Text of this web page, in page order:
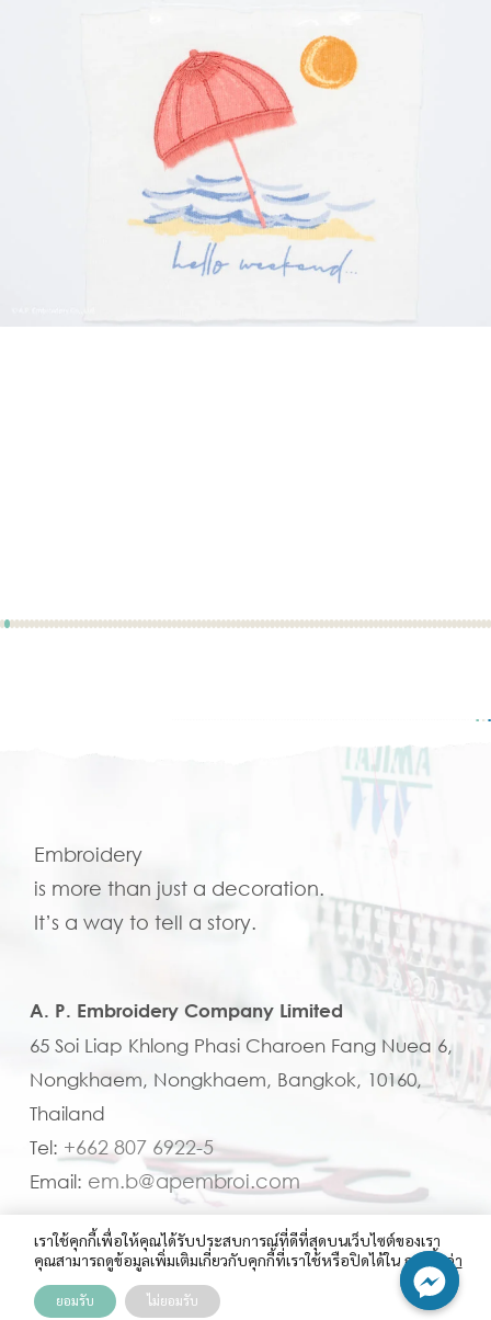
Embroidery
is more than just a decoration.
It’s a way to tell a story.
A. P. Embroidery Company Limited
65 Soi Liap Khlong Phasi Charoen Fang Nuea 6,
Nongkhaem, Nongkhaem, Bangkok, 10160,
Thailand
Tel: +662 807 6922-5
Email: em.b@apembroi.com
เราใช้คุกกี้เพื่อให้คุณได้รับประสบการณ์ที่ดีที่สุดบนเว็บไซต์ของเรา
คุณสามารถดูข้อมูลเพิ่มเติมเกี่ยวกับคุกกี้ที่เราใช้หรือปิดได้ในการตั้งค่า
ยอมรับ ไม่ยอมรับ